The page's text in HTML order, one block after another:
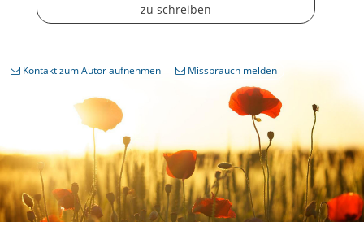
zu schreiben
Kontakt zum Autor aufnehmen Missbrauch melden